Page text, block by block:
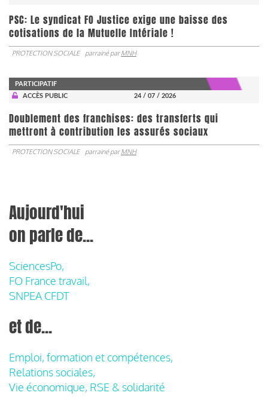
PSC: Le syndicat FO Justice exige une baisse des
cotisations de la Mutuelle Intériale !
PROTECTION SOCIALE parrainé parMNH
PARTICIPATIF
ACCÈS PUBLIC
24 / 07 / 2026
Doublement des franchises: des transferts qui
mettront à contribution les assurés sociaux
PROTECTION SOCIALE parrainé parMNH
Aujourd'hui
on parle de...
SciencesPo,
FO France travail,
SNPEA CFDT
et de...
Emploi, formation et compétences,
Relations sociales,
Vie économique, RSE & solidarité